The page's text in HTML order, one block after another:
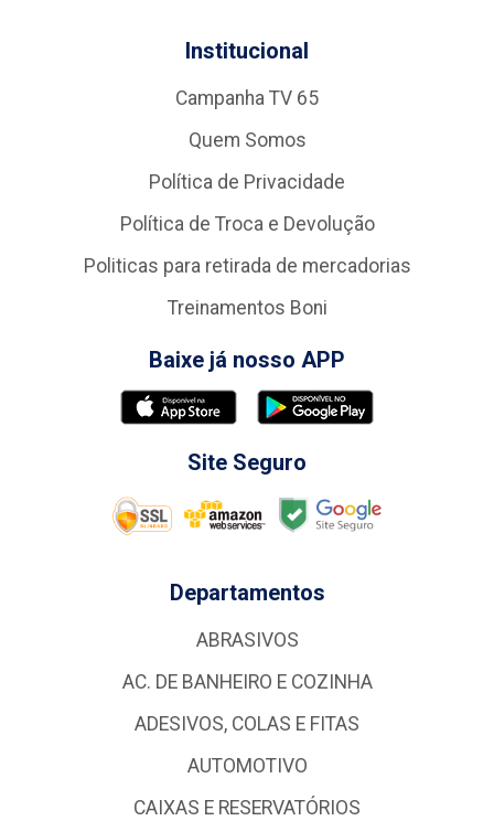
Institucional
Campanha TV 65
Quem Somos
Política de Privacidade
Política de Troca e Devolução
Politicas para retirada de mercadorias
Treinamentos Boni
Baixe já nosso APP
Site Seguro
Departamentos
ABRASIVOS
AC. DE BANHEIRO E COZINHA
ADESIVOS, COLAS E FITAS
AUTOMOTIVO
CAIXAS E RESERVATÓRIOS